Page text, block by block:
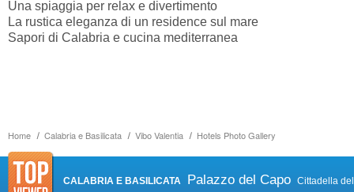
Home Calabria e Basilicata Vibo Valentia Hotels Photo Gallery
Una spiaggia per relax e divertimento
La rustica eleganza di un residence sul mare
Sapori di Calabria e cucina mediterranea
CALABRIA E BASILICATA Palazzo del Capo Cittadella